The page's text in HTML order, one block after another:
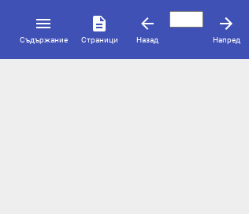
Съдържаниe Страници Назад Напред